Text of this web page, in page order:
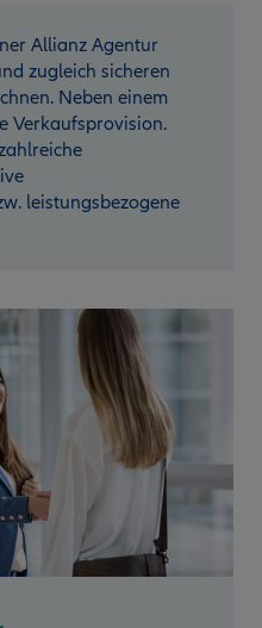
Allianz Agentur
zugleich sicheren
Neben einem
Verkaufsprovision.
leistungsbezogene